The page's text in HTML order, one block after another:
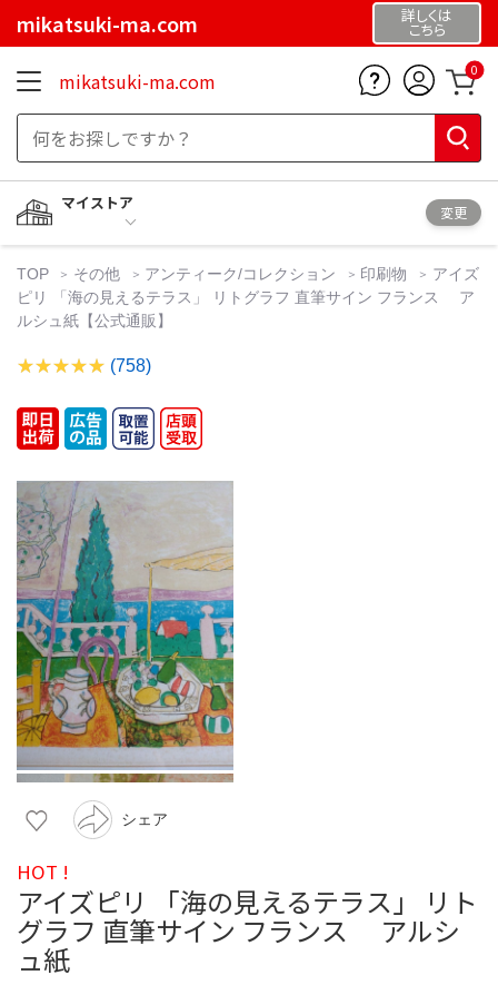
mikatsuki-ma.com 詳しくは
こちら
mikatsuki-ma.com 0
マイストア
変更
TOP その他 アンティーク/コレクション 印刷物
アイズ
ピリ 「海の見えるテラス」 リトグラフ 直筆サイン フランス ア
ルシュ紙【公式通販】
(758)
シェア
HOT !
アイズピリ 「海の見えるテラス」 リト
グラフ 直筆サイン フランス アルシ
ュ紙